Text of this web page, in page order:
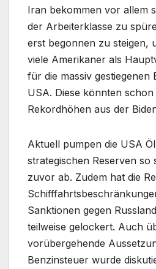
Iran bekommen vor allem
der Arbeiterklasse zu
erst begonnen zu steigen,
viele Amerikaner als
für die massiv gestiegenen
USA. Diese könnten schon
Rekordhöhen aus der
Aktuell pumpen die USA
strategischen Reserven so
zuvor ab. Zudem hat die
Sanktionen gegen
teilweise gelockert. Auch
vorübergehende
Benzinsteuer wurde